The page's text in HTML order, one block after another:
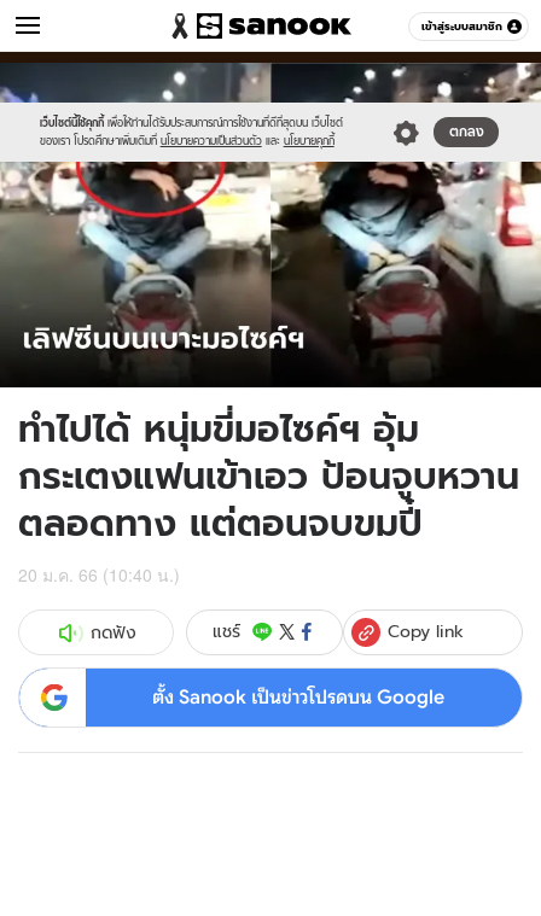
เข้าสู่ระบบสมาชิก
ข่าว หมวดอื่นๆ
เว็บไซต์นี้ใช้คุกกี้ เพื่อให้ท่านได้รับประสบการณ์การใช้งานที่ดีที่สุดบน เว็บไซต์
ของเรา โปรดศึกษาเพิ่มเติมที่ นโยบายความเป็นส่วนตัว และ นโยบายคุกกี้
ตกลง
//s.isanook.com/sr/0/images/logo-
new-
sanook.png
//s.isanook.com/ns/0/ud/1749/8747690/709137.jpg
ทำไปได้ หนุ่มขี่มอไซค์ฯ อุ้ม
กระเตงแฟนเข้าเอว ป้อนจูบหวาน
ตลอดทาง แต่ตอนจบขมปี๋
20 ม.ค. 66 (10:40 น.)
กดฟัง แชร์ Copy link
ตั้ง Sanook เป็นข่าวโปรดบน Google